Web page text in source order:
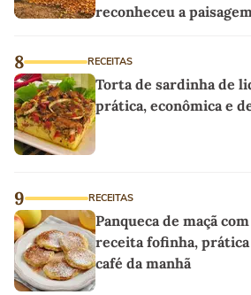
reconheceu a paisagem
8 RECEITAS
Torta de sardinha de
prática, econômica e
9 RECEITAS
Panqueca de maçã
receita fofinha,
café da manhã